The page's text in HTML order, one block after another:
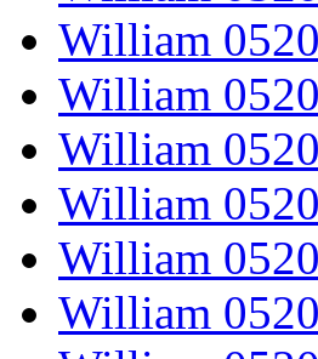
William
William
William
William
William
William